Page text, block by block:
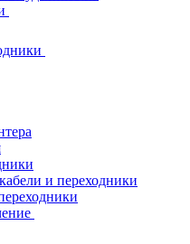
и переходники